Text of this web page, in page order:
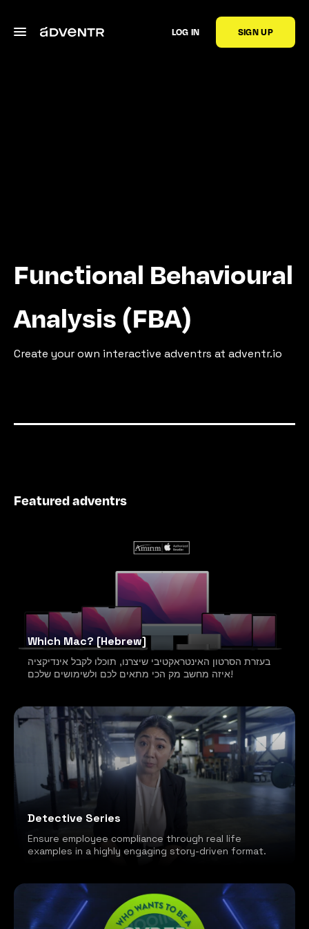
LOG IN SIGN UP
Functional Behavioural
Analysis (FBA)
Create your own interactive adventrs at adventr.io
Featured adventrs
Which Mac? [Hebrew]
בעזרת הסרטון האינטראקטיבי שיצרנו, תוכלו לקבל אינדיקציה
איזה מחשב מק הכי מתאים לכם ולשימושים שלכם!
Detective Series
Ensure employee compliance through real life
examples in a highly engaging story-driven format.